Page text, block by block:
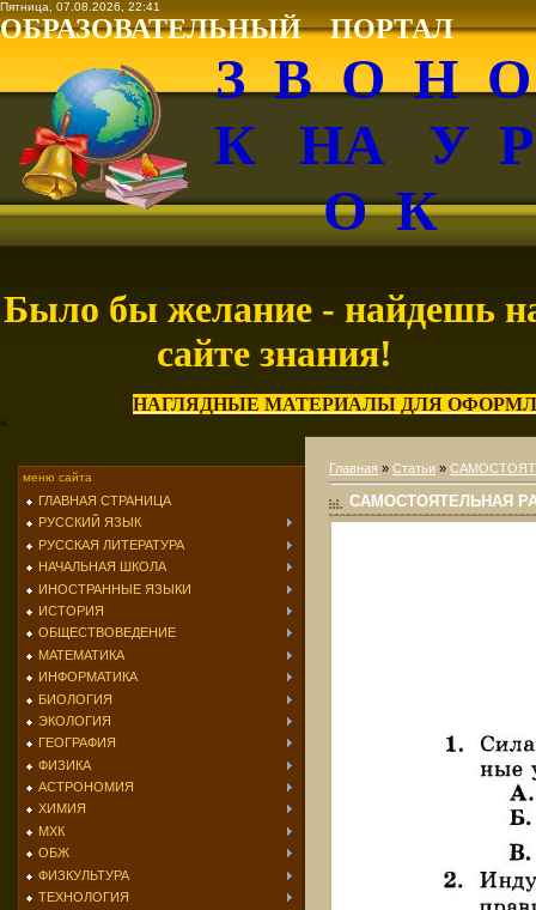
Пятница, 07.08.2026, 22:41
ОБРАЗОВАТЕЛЬНЫЙ ПОРТАЛ
З В О Н
К НА У
О К
Было бы желание - найдешь
сайте знания!
НАГЛЯДНЫЕ МАТЕРИАЛЫ ДЛЯ
<
меню сайта
ГЛАВНАЯ СТРАНИЦА
РУССКИЙ ЯЗЫК
РУССКАЯ ЛИТЕРАТУРА
НАЧАЛЬНАЯ ШКОЛА
ИНОСТРАННЫЕ ЯЗЫКИ
ИСТОРИЯ
ОБЩЕСТВОВЕДЕНИЕ
МАТЕМАТИКА
ИНФОРМАТИКА
БИОЛОГИЯ
ЭКОЛОГИЯ
ГЕОГРАФИЯ
ФИЗИКА
АСТРОНОМИЯ
ХИМИЯ
МХК
ОБЖ
ФИЗКУЛЬТУРА
ТЕХНОЛОГИЯ
Главная » Статьи »
САМОСТОЯТЕЛЬНАЯ